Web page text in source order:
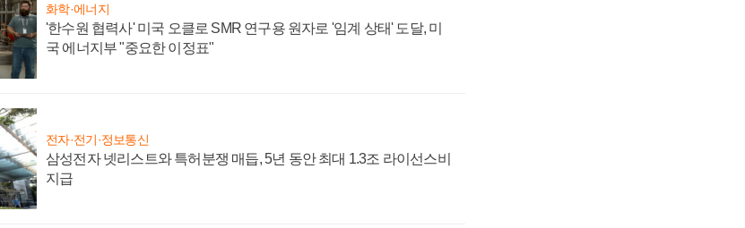
화학·에너지
'한수원 협력사' 미국 오클로 SMR 연구용 원자로 '임계 상태' 도달, 미
국 에너지부 "중요한 이정표"
전자·전기·정보통신
삼성전자 넷리스트와 특허분쟁 매듭, 5년 동안 최대 1.3조 라이선스비
지급